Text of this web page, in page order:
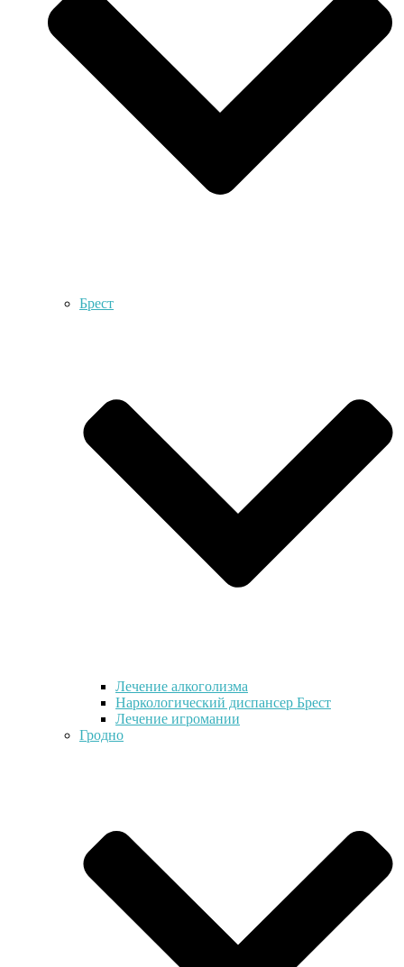
Брест
Лечение алкоголизма
Наркологический диспансер Брест
Лечение игромании
Гродно